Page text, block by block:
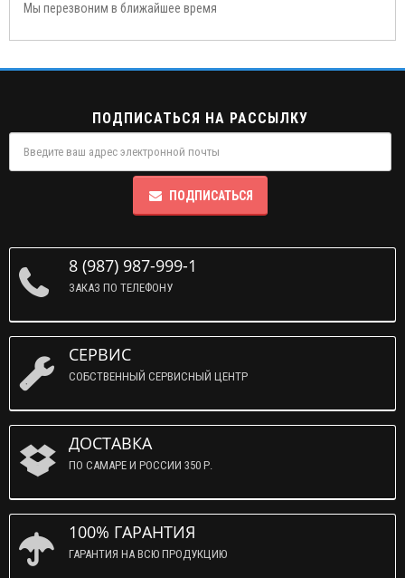
Мы перезвоним в ближайшее время
ПОДПИСАТЬСЯ НА РАССЫЛКУ
ПОДПИСАТЬСЯ
8 (987) 987-999-1
ЗАКАЗ ПО ТЕЛЕФОНУ
СЕРВИС
СОБСТВЕННЫЙ СЕРВИСНЫЙ ЦЕНТР
ДОСТАВКА
ПО САМАРЕ И РОССИИ 350 Р.
100% ГАРАНТИЯ
ГАРАНТИЯ НА ВСЮ ПРОДУКЦИЮ